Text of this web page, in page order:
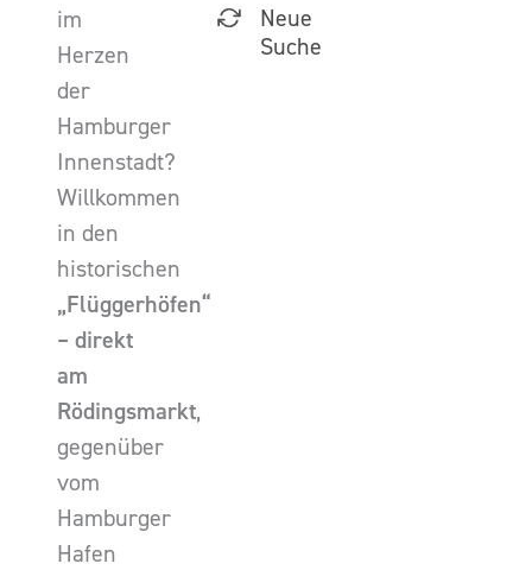
im
Herzen
der
Hamburger
Innenstadt?
Willkommen
in den
historischen
„Flüggerhöfen“
– direkt
am
Rödingsmarkt,
gegenüber
vom
Hamburger
Hafen
Neue
Suche